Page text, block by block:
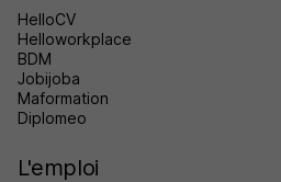
HelloCV
Helloworkplace
BDM
Jobijoba
Maformation
Diplomeo
L'emploi